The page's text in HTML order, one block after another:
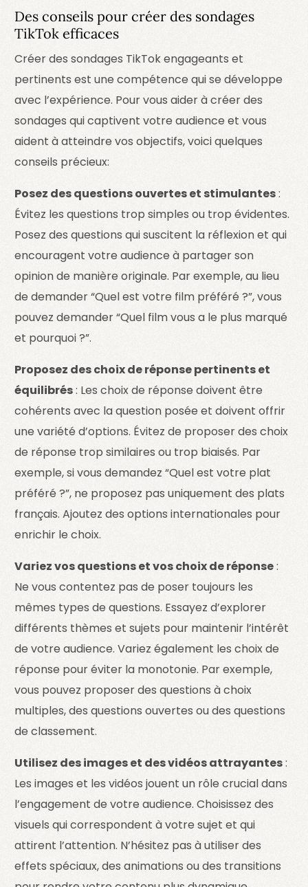
Des conseils pour créer des sondages
TikTok efficaces
Créer des sondages TikTok engageants et
pertinents est une compétence qui se développe
avec l’expérience. Pour vous aider à créer des
sondages qui captivent votre audience et vous
aident à atteindre vos objectifs, voici quelques
conseils précieux:
Posez des questions ouvertes et stimulantes:
Évitez les questions trop simples ou trop évidentes.
Posez des questions qui suscitent la réflexion et qui
encouragent votre audience à partager son
opinion de manière originale. Par exemple, au lieu
de demander “Quel est votre film préféré ?”, vous
pouvez demander “Quel film vous a le plus marqué
et pourquoi ?”.
Proposez des choix de réponse pertinents et
équilibrés: Les choix de réponse doivent être
cohérents avec la question posée et doivent offrir
une variété d’options. Évitez de proposer des choix
de réponse trop similaires ou trop biaisés. Par
exemple, si vous demandez “Quel est votre plat
préféré ?”, ne proposez pas uniquement des plats
français. Ajoutez des options internationales pour
enrichir le choix.
Variez vos questions et vos choix de réponse:
Ne vous contentez pas de poser toujours les
mêmes types de questions. Essayez d’explorer
différents thèmes et sujets pour maintenir l’intérêt
de votre audience. Variez également les choix de
réponse pour éviter la monotonie. Par exemple,
vous pouvez proposer des questions à choix
multiples, des questions ouvertes ou des questions
de classement.
Utilisez des images et des vidéos attrayantes:
Les images et les vidéos jouent un rôle crucial dans
l’engagement de votre audience. Choisissez des
visuels qui correspondent à votre sujet et qui
attirent l’attention. N’hésitez pas à utiliser des
effets spéciaux, des animations ou des transitions